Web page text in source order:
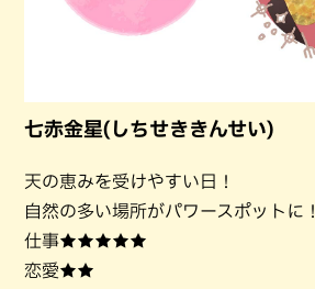
七赤金星(しちせききんせい)
天の恵みを受けやすい日！
自然の多い場所がパワースポットに！
仕事★★★★★
恋愛★★